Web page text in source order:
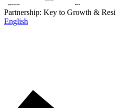
Partnership: Key to Growth &
English